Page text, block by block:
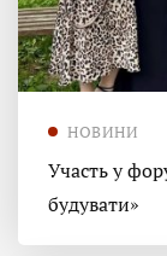
НОВИНИ
Участь у
будувати»